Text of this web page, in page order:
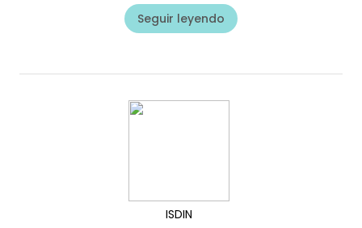
Seguir leyendo
ISDIN